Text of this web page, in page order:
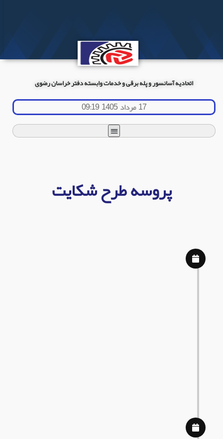
اتحادیه آسانسور و پله برقی و خدمات وابسته دفتر خراسان رضوی
17 مرداد 1405 09:19
پروسه طرح شکایت